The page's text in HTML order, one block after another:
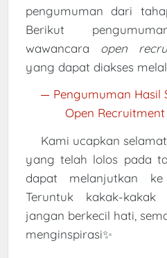
pengumuman dari
Berikut
wawancara open
yang dapat diakses
— Pengumuman Hasil
Open Recruitment
Kami ucapkan
yang telah lolos pada
dapat melanjutkan
Teruntuk kakak-
jangan berkecil hati,
menginspirasi✨